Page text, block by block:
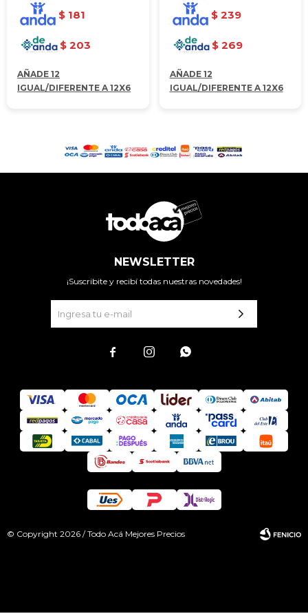
$ 181
$ 203
AÑADE 12
IGUAL/DIFERENTE A 12X6
$ 239
$ 269
AÑADE 12
IGUAL/DIFERENTE A 12X6
NEWSLETTER
¡Suscribite y recibí todas nuestras novedades!
  
© Copyright 2026 / Todo Acá Mejores Precios